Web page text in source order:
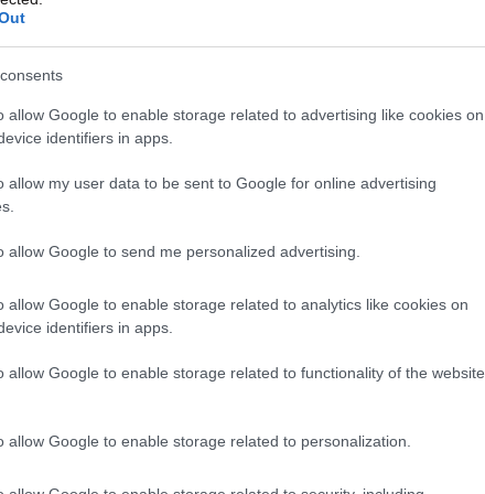
allow Google to enable storage related to advertising like cookies on
identifiers in apps.
allow my user data to be sent to Google for online advertising
allow Google to send me personalized advertising.
allow Google to enable storage related to analytics like cookies on
identifiers in apps.
allow Google to enable storage related to functionality of the website
allow Google to enable storage related to personalization.
παρεμβάσεις που προγραμματίζονται
που φτάνει τα 2.100.000 ευρώ. Η
από το πρόγραμμα «Κεντρική Μακεδονία
την